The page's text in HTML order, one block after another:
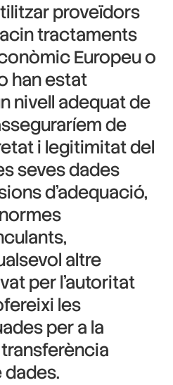
proveïdors
tractaments
Europeu o
han estat
nivell adequat de
de
i legitimitat del
seves dades
d’adequació,
altre
per l’autoritat
les
per a la